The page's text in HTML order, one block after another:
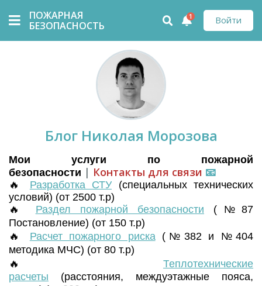
ПОЖАРНАЯ
БЕЗОПАСНОСТЬ
Войти
1
Блог Николая Морозова
Мои услуги по пожарной
безопасности | Контакты для связи 📧
🔥 Разработка СТУ (специальных технических
условий) (от 2500 т.р)
🔥 Раздел пожарной безопасности (№87
Постановление) (от 150 т.р)
🔥 Расчет пожарного риска(№382 и №404
методика МЧС) (от 80 т.р)
🔥 Теплотехнические
расчеты (расстояния, междуэтажные пояса,